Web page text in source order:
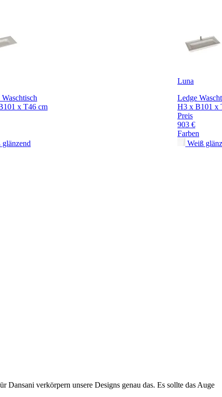
x T46 cm
glänzend
Luna
Ledge
H3 x B101 x
Preis
903 €
Farben
Weiß
verkörpern unsere Designs genau das. Es sollte das Auge